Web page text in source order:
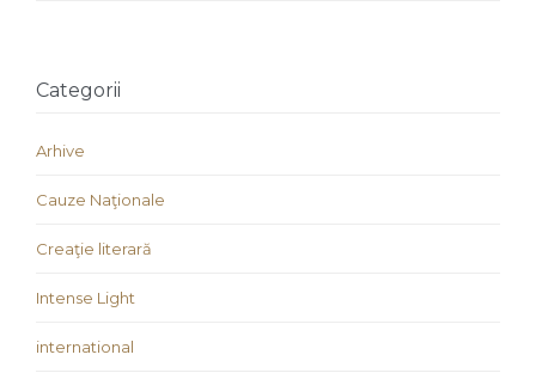
Categorii
Arhive
Cauze Naţionale
Creaţie literară
Intense Light
international